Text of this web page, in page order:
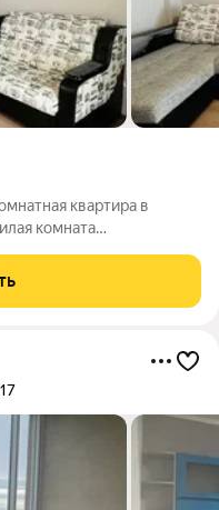
квартира в
комната
-Полностью
бытовой